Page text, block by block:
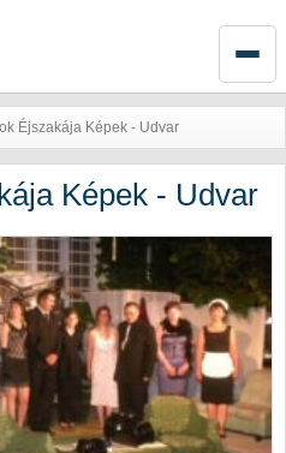
Éjszakája Képek - Udvar
Képek - Udvar